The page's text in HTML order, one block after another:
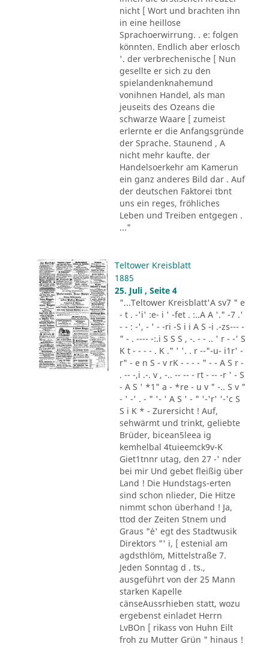
nicht [ Wort und brachten ihn
in eine heillose
Sprachoerwirrung. . e: folgen
könnten. Endlich aber erlosch
'. der verbrechenische [ Nun
gesellte er sich zu den
spielandenknahemund
vonihnen Handel, als man
jeuseits des Ozeans die
schwarze Waare [ zumeist
erlernte er die Anfangsgründe
der Sprache. Staunend , A
nicht mehr kaufte. der
Handelsoerkehr am Kamerun
ein ganz anderes Bild dar . Auf
der deutschen Faktorei tbnt
uns ein reges, fröhliches
Leben und Treiben entgegen .
..."
Teltower Kreisblatt
1885
25. Juli , Seite 4
"...Teltower Kreisblatt'A sv7 " e
- t . -'i' :e- i ' -fet . :..A A '." -7 .'
- - : -', - ' - -ri -S i i A S -i .-zs--- -
" - . ---- -:.i S S S , -. - - .. ' r - -' S
K t - - - - . K ." ' '. . r --"-u- i1r' -
r" - e n S - v rK - - - - " - - A S r -
. -- -,i .-. v , -.. -- -- - rt - -- -r ' - S
- A S ' *1" a - *re - u v " -.. S v "
- ' -' . - " '- ' A S ' - " '-'r' '-'c S
S i K * - Zurersicht ! Auf,
sehwärmt und trinkt, geliebte
Brüder, bicean5leea ig
kemhelbal 4tuieemck9v-K
Giet1tnnr utag, den 27 -' nder
bei mir Und gebet fleißig über
Land ! Die Hundstags-erten
sind schon nlieder, Die Hitze
nimmt schon überhand ! Ja,
ttod der Zeiten Stnem und
Graus "´e' egt des Stadtwusik
Direktors "' i, [ estenial am
agdsthlöm, Mittelstraße 7.
Jeden Sonntag d . ts.,
ausgeführt von der 25 Mann
starken Kapelle
cänseAussrhieben statt, wozu
ergebenst einladet Herrn
LvBOn [ rikass von Huhn Eilt
froh zu Mutter Grün " hinaus !